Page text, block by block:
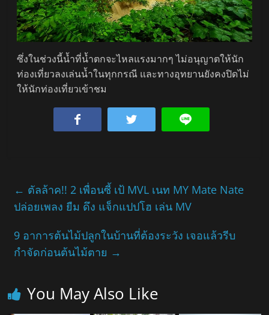
ซึ่งในช่วงนี้น้ำที่น้ำตกจะไหลแรงมากๆ ไม่อนุญาตให้นัก
ท่องเที่ยวลงเล่นน้ำในทุกกรณี และทางอุทยานยังคงปิดไม่
ให้นักท่องเที่ยวเข้าชม
← ตัลล้าค!! 2 เพื่อนซี้ เป้ MVL เนท MY Mate Nate
ปล่อยเพลง ยืม ดึง แจ็กแปปโฮ เล่น MV
9 อาการต้นไม้ปลูกในบ้านที่ต้องระวัง เจอแล้วรีบ
กำจัดก่อนต้นไม้ตาย →
You May Also Like